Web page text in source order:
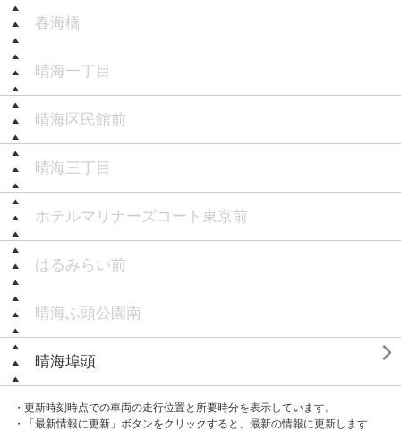
春海橋
晴海一丁目
晴海区民館前
晴海三丁目
ホテルマリナーズコート東京前
はるみらい前
晴海ふ頭公園南
晴海埠頭 
・更新時刻時点での車両の走行位置と所要時分を表示しています。
・「最新情報に更新」ボタンをクリックすると、最新の情報に更新します